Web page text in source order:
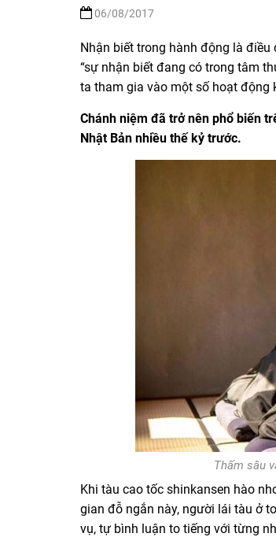
06/08/2017
Nhận biết trong hành động là
“sự nhận biết đang có trong tâm
ta tham gia vào một số hoạt động
Chánh niệm đã trở nên phổ biến
Nhật Bản nhiều thế kỷ trước.
Thấm sâu
Khi tàu cao tốc shinkansen hào
gian đỗ ngắn này, người lái tàu ở
vụ, tự bình luận to tiếng với từng